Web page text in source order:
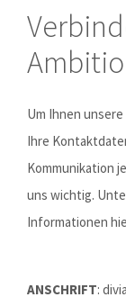
Um Ihnen
Ihre
Kommunikation
uns wichtig.
Informationen
ANSCHRIFT: